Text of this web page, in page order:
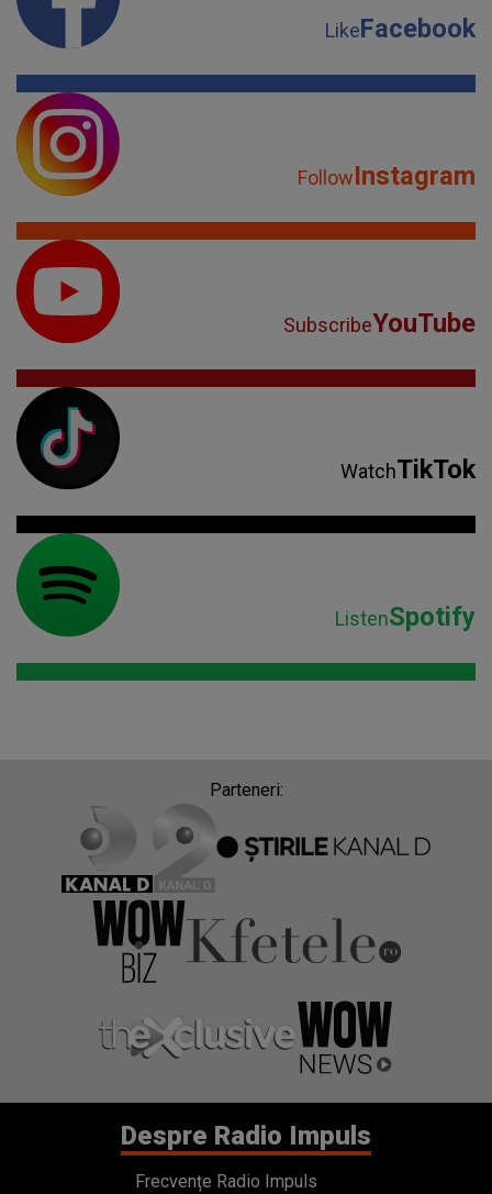
LikeFacebook
FollowInstagram
SubscribeYouTube
WatchTikTok
ListenSpotify
Parteneri:
Despre Radio Impuls
Frecvențe Radio Impuls